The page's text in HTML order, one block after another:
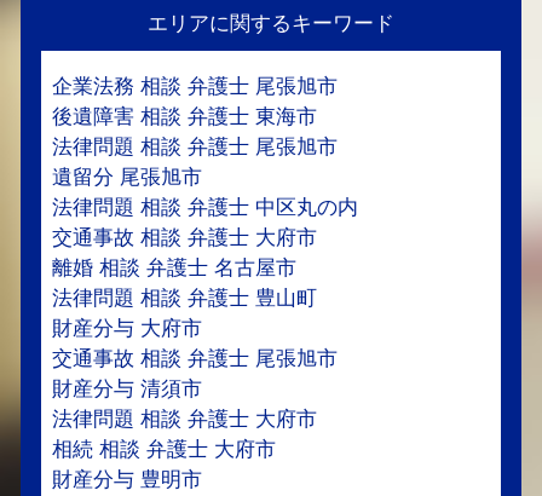
エリアに関するキーワード
企業法務 相談 弁護士 尾張旭市
後遺障害 相談 弁護士 東海市
法律問題 相談 弁護士 尾張旭市
遺留分 尾張旭市
法律問題 相談 弁護士 中区丸の内
交通事故 相談 弁護士 大府市
離婚 相談 弁護士 名古屋市
法律問題 相談 弁護士 豊山町
財産分与 大府市
交通事故 相談 弁護士 尾張旭市
財産分与 清須市
法律問題 相談 弁護士 大府市
相続 相談 弁護士 大府市
財産分与 豊明市